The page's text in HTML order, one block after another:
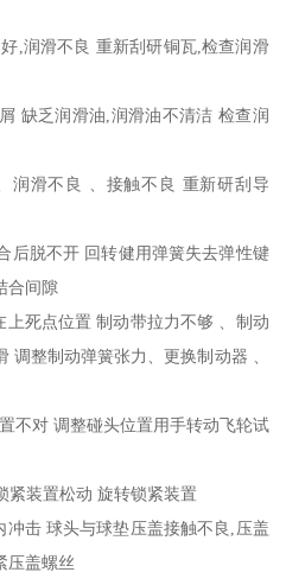
,润滑不良 重新刮研铜瓦,检查润滑
缺乏润滑油,润滑油不清洁 检查润
润滑不良 、接触不良 重新研刮导
后脱不开 回转健用弹簧失去弹性键
合间隙
死点位置 制动带拉力不够 、制动
调整制动弹簧张力、更换制动器 、
不对 调整碰头位置用手转动飞轮试
紧装置松动 旋转锁紧装置
击 球头与球垫压盖接触不良,压盖
压盖螺丝